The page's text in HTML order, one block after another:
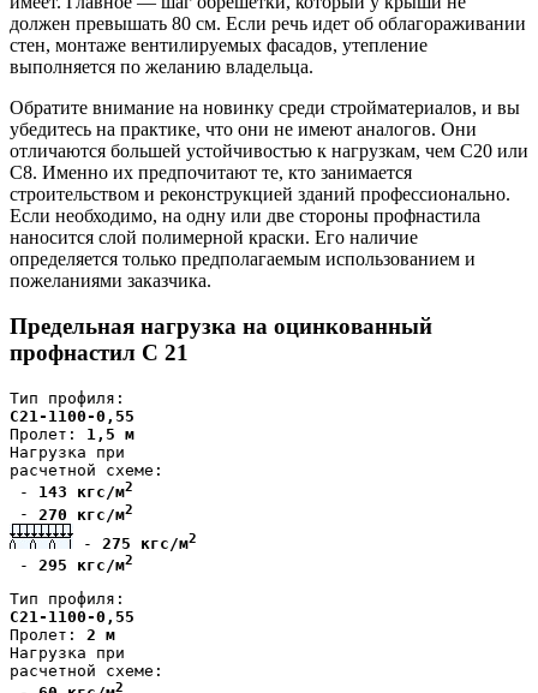
должен превышать 80 см. Если речь идет об облагораживании
стен, монтаже вентилируемых фасадов, утепление
выполняется по желанию владельца.
Обратите внимание на новинку среди стройматериалов, и вы
убедитесь на практике, что они не имеют аналогов. Они
отличаются большей устойчивостью к нагрузкам, чем С20 или
С8. Именно их предпочитают те, кто занимается
строительством и реконструкцией зданий профессионально.
Если необходимо, на одну или две стороны профнастила
наносится слой полимерной краски. Его наличие
определяется только предполагаемым использованием и
пожеланиями заказчика.
Предельная нагрузка на оцинкованный
профнастил С 21
Тип профиля:
С21-1100-0,55
Пролет: 1,5 м
Нагрузка при
расчетной схеме:
- 143 кгс/м2
- 270 кгс/м2
- 275 кгс/м2
- 295 кгс/м2
Тип профиля:
С21-1100-0,55
Пролет: 2 м
Нагрузка при
расчетной схеме:
2